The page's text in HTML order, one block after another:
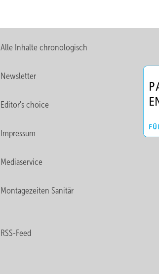
Alle Inhalte chronologisch
Newsletter
Editor's choice
Impressum
Mediaservice
Montagezeiten Sanitär
RSS-Feed